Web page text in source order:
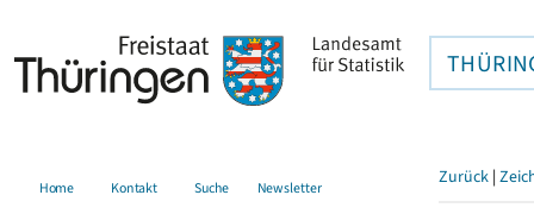
Home Kontakt Suche Newsletter Zurück |